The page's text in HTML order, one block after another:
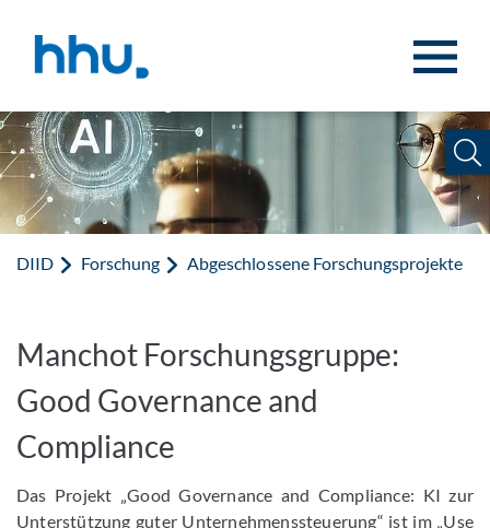
DIID Forschung Abgeschlossene Forschungsprojekte
Manchot Forschungsgruppe:
Good Governance and
Compliance
Das Projekt „Good Governance and Compliance: KI zur
Unterstützung guter Unternehmenssteuerung“ ist im „Use